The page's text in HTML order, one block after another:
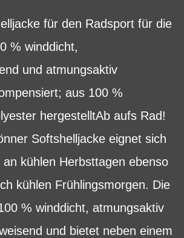
für den Radsport für die
% winddicht,
und atmungsaktiv
aus 100 %
hergestelltAb aufs Rad!
Softshelljacke eignet sich
kühlen Herbsttagen ebenso
kühlen Frühlingsmorgen. Die
% winddicht, atmungsaktiv
und bietet neben einem